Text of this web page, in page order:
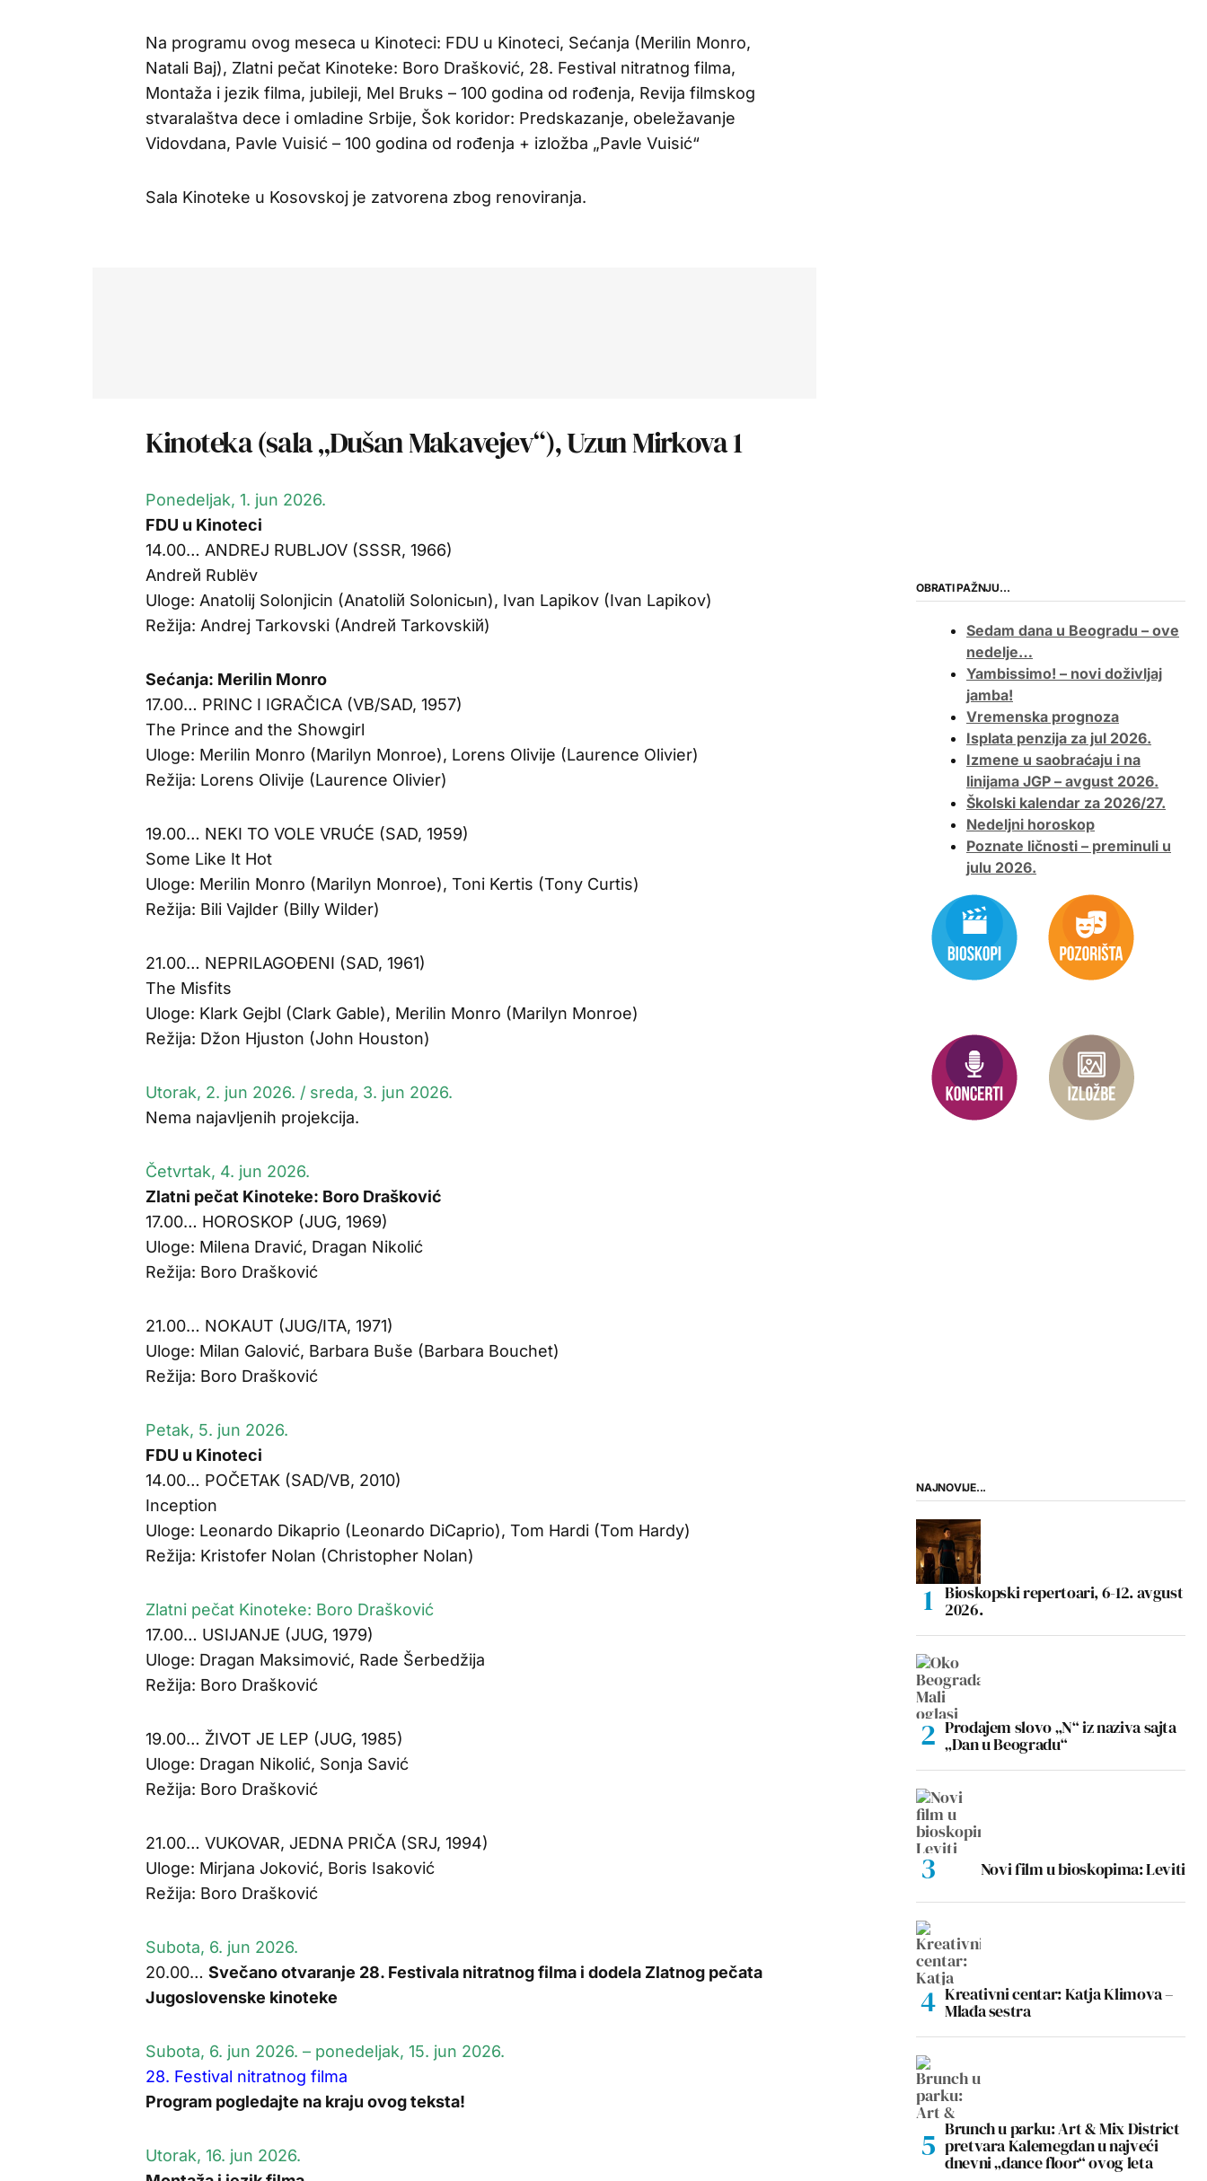
Na programu ovog meseca u Kinoteci: FDU u Kinoteci, Sećanja (Merilin Monro,
Natali Baj), Zlatni pečat Kinoteke: Boro Drašković, 28. Festival nitratnog filma,
Montaža i jezik filma, jubileji, Mel Bruks – 100 godina od rođenja, Revija filmskog
stvaralaštva dece i omladine Srbije, Šok koridor: Predskazanje, obeležavanje
Vidovdana, Pavle Vuisić – 100 godina od rođenja + izložba „Pavle Vuisić“
Sala Kinoteke u Kosovskoj je zatvorena zbog renoviranja.
Kinoteka (sala „Dušan Makavejev“), Uzun Mirkova 1
Ponedeljak, 1. jun 2026.
FDU u Kinoteci
14.00… ANDREJ RUBLJOV (SSSR, 1966)
Andreй Rublёv
Uloge: Anatolij Solonjicin (Anatoliй Solonicыn), Ivan Lapikov (Ivan Lapikov)
Režija: Andrej Tarkovski (Andreй Tarkovskiй)
Sećanja: Merilin Monro
17.00… PRINC I IGRAČICA (VB/SAD, 1957)
The Prince and the Showgirl
Uloge: Merilin Monro (Marilyn Monroe), Lorens Olivije (Laurence Olivier)
Režija: Lorens Olivije (Laurence Olivier)
19.00… NEKI TO VOLE VRUĆE (SAD, 1959)
Some Like It Hot
Uloge: Merilin Monro (Marilyn Monroe), Toni Kertis (Tony Curtis)
Režija: Bili Vajlder (Billy Wilder)
21.00… NEPRILAGOĐENI (SAD, 1961)
The Misfits
Uloge: Klark Gejbl (Clark Gable), Merilin Monro (Marilyn Monroe)
Režija: Džon Hjuston (John Houston)
Utorak, 2. jun 2026. / sreda, 3. jun 2026.
Nema najavljenih projekcija.
Četvrtak, 4. jun 2026.
Zlatni pečat Kinoteke: Boro Drašković
17.00… HOROSKOP (JUG, 1969)
Uloge: Milena Dravić, Dragan Nikolić
Režija: Boro Drašković
21.00… NOKAUT (JUG/ITA, 1971)
Uloge: Milan Galović, Barbara Buše (Barbara Bouchet)
Režija: Boro Drašković
Petak, 5. jun 2026.
FDU u Kinoteci
14.00… POČETAK (SAD/VB, 2010)
Inception
Uloge: Leonardo Dikaprio (Leonardo DiCaprio), Tom Hardi (Tom Hardy)
Režija: Kristofer Nolan (Christopher Nolan)
Zlatni pečat Kinoteke: Boro Drašković
17.00… USIJANJE (JUG, 1979)
Uloge: Dragan Maksimović, Rade Šerbedžija
Režija: Boro Drašković
19.00… ŽIVOT JE LEP (JUG, 1985)
Uloge: Dragan Nikolić, Sonja Savić
Režija: Boro Drašković
21.00… VUKOVAR, JEDNA PRIČA (SRJ, 1994)
Uloge: Mirjana Joković, Boris Isaković
Režija: Boro Drašković
Subota, 6. jun 2026.
20.00… Svečano otvaranje 28. Festivala nitratnog filma i dodela Zlatnog pečata
Jugoslovenske kinoteke
Subota, 6. jun 2026. – ponedeljak, 15. jun 2026.
28. Festival nitratnog filma
Program pogledajte na kraju ovog teksta!
Utorak, 16. jun 2026.
OBRATI PAŽNJU…
Sedam dana u Beogradu – ove
nedelje…
Yambissimo! – novi doživljaj
jamba!
Vremenska prognoza
Isplata penzija za jul 2026.
Izmene u saobraćaju i na
linijama JGP – avgust 2026.
Školski kalendar za 2026/27.
Nedeljni horoskop
Poznate ličnosti – preminuli u
julu 2026.
NAJNOVIJE...
Bioskopski repertoari, 6-12. avgust
2026.
Prodajem slovo „N“ iz naziva sajta
„Dan u Beogradu“
Novi film u bioskopima: Leviti
Kreativni centar: Katja Klimova –
Mlađa sestra
Brunch u parku: Art & Mix District
pretvara Kalemegdan u najveći
dnevni „dance floor“ ovog leta